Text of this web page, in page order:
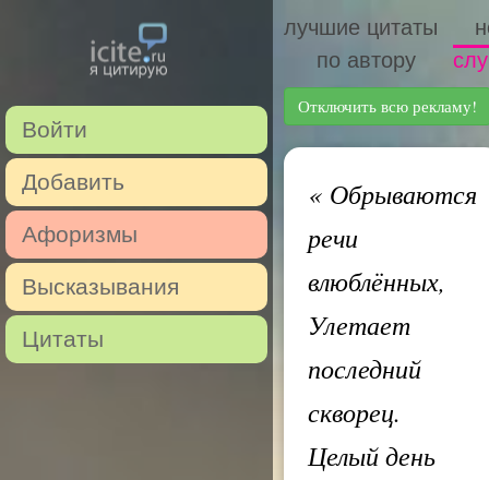
Войти
Добавить
Афоризмы
Высказывания
Цитаты
лучшие цитаты
по автору
Отключить всю рекламу!
«Обрываются
речи
влюблённых,
Улетает
последний
скворец.
Целый день